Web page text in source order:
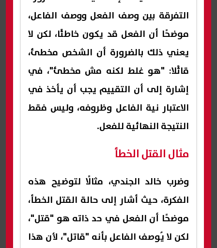
التفرقة بين وصف الفعل ووصف الفاعل،
موضحًا أن الفعل قد يكون خاطئًا، لكن لا
يعني ذلك بالضرورة أن الشخص مخطئ،
قائًلا: "هو غلط لكنه مش مخطئ"، في
إشارة إلى أن التقييم يجب أن يأخذ في
الاعتبار نية الفاعل وظروفه، وليس فقط
النتيجة النهائية للفعل.
مثال القتل الخطأ
وضرب خالد الجندي، مثالًا لتوضيح هذه
الفكرة، حيث أشار إلى حالة القتل الخطأ،
موضحًا أن الفعل في حد ذاته هو "قتل"،
لكن لا يُوصف الفاعل بأنه "قاتل"، لأن هذا